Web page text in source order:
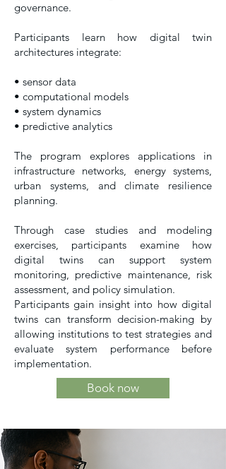
governance.
Participants learn how digital twin
architectures integrate:
• sensor data
• computational models
• system dynamics
• predictive analytics
The program explores applications in
infrastructure networks, energy systems,
urban systems, and climate resilience
planning.
Through case studies and modeling
exercises, participants examine how
digital twins can support system
monitoring, predictive maintenance, risk
assessment, and policy simulation.
Participants gain insight into how digital
twins can transform decision-making by
allowing institutions to test strategies and
evaluate system performance before
implementation.
Book now